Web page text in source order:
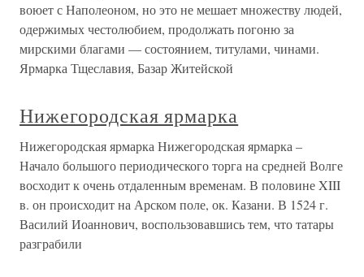
воюет с Наполеоном, но это не мешает множеству людей,
одержимых честолюбием, продолжать погоню за
мирскими благами — состоянием, титулами, чинами.
Ярмарка Тщеславия, Базар Житейской
Нижегородская ярмарка
Нижегородская ярмарка Нижегородская ярмарка –
Начало большого периодического торга на средней Волге
восходит к очень отдаленным временам. В половине XIII
в. он происходит на Арском поле, ок. Казани. В 1524 г.
Василий Иоаннович, воспользовавшись тем, что татары
разграбили